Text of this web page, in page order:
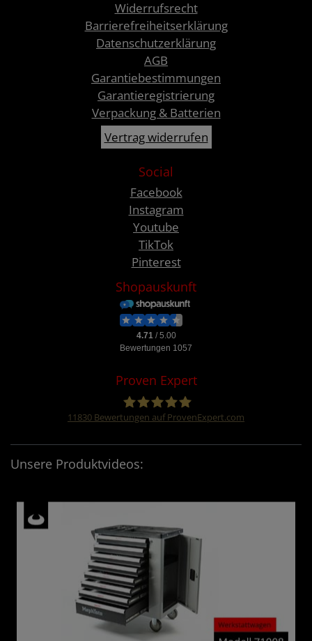
Widerrufsrecht
Barrierefreiheitserklärung
Datenschutzerklärung
AGB
Garantiebestimmungen
Garantieregistrierung
Verpackung & Batterien
Vertrag widerrufen
Social
Facebook
Instagram
Youtube
TikTok
Pinterest
Shopauskunft
Proven Expert
Four &More GmbH
11830 Bewertungen auf ProvenExpert.com
Unsere Produktvideos: